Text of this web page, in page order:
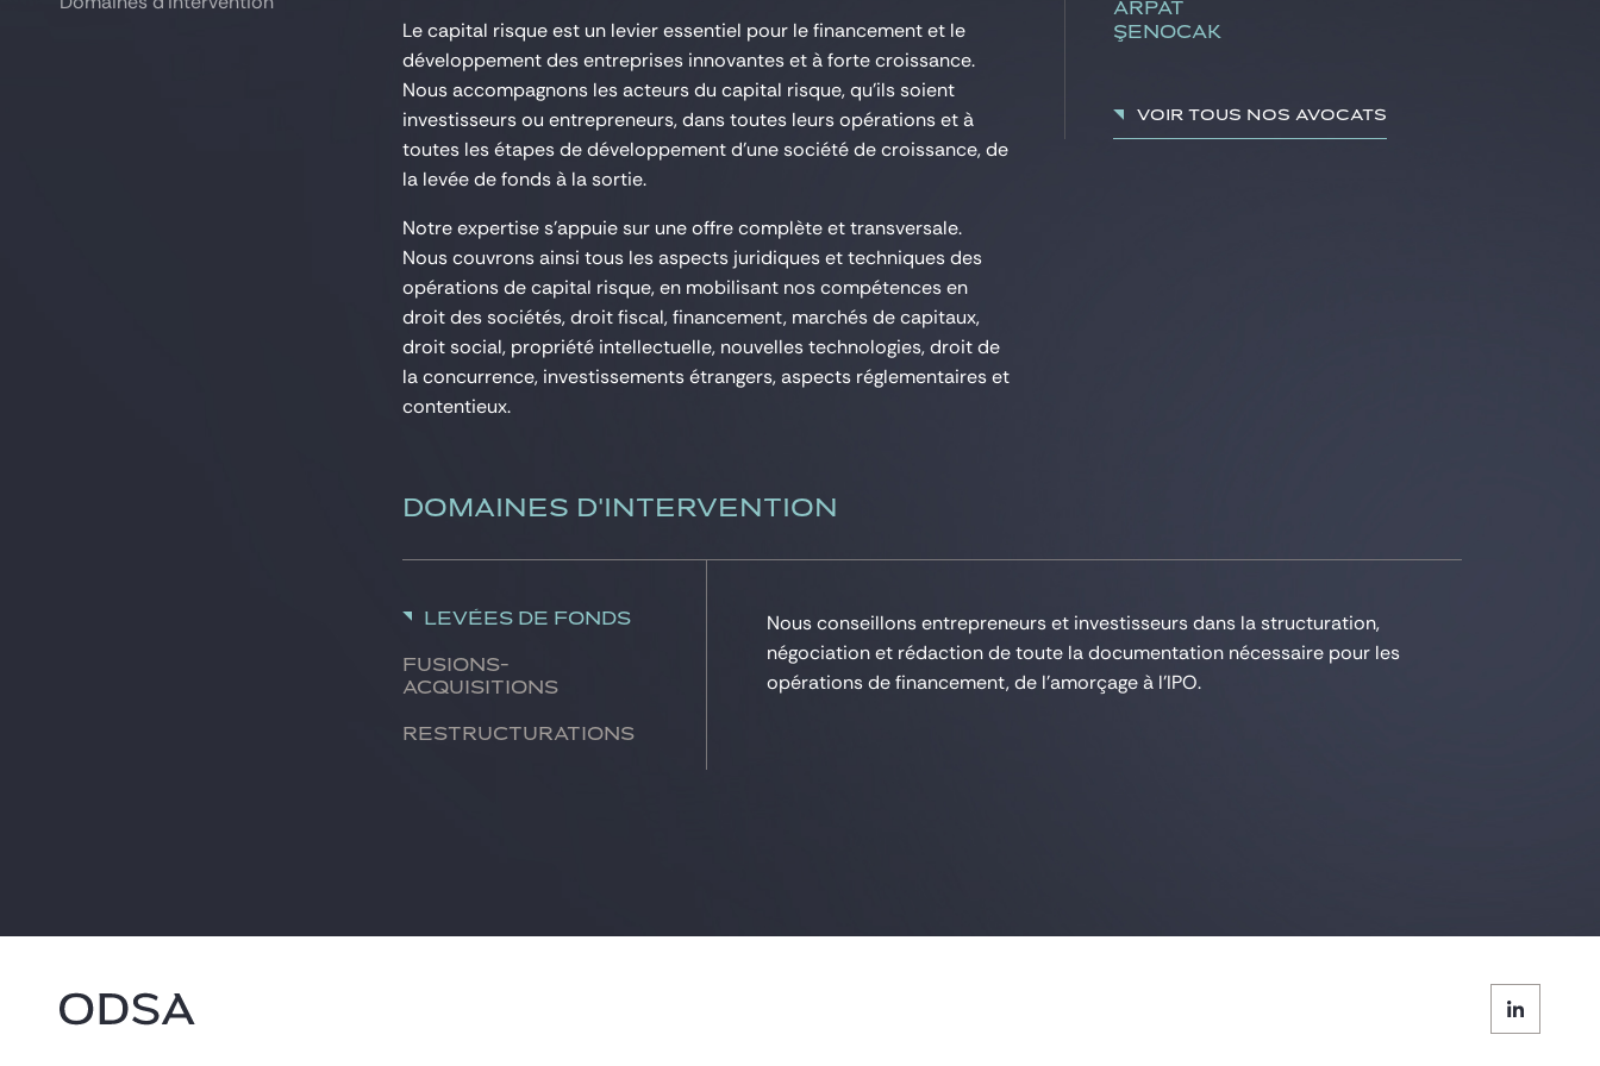
Le capital risque est un levier essentiel pour le financement et le
développement des entreprises innovantes et à forte croissance.
Nous accompagnons les acteurs du capital risque, qu’ils soient
investisseurs ou entrepreneurs, dans toutes leurs opérations et à
toutes les étapes de développement d’une société de croissance, de
la levée de fonds à la sortie.
Notre expertise s’appuie sur une offre complète et transversale.
Nous couvrons ainsi tous les aspects juridiques et techniques des
opérations de capital risque, en mobilisant nos compétences en
droit des sociétés, droit fiscal, financement, marchés de capitaux,
droit social, propriété intellectuelle, nouvelles technologies, droit de
la concurrence, investissements étrangers, aspects réglementaires et
contentieux.
ARPAT
ŞENOCAK
Voir tous nos avocats
DOMAINES D'INTERVENTION
Levées de fonds
Nous conseillons entrepreneurs et investisseurs dans la structuration,
négociation et rédaction de toute la documentation nécessaire pour les
opérations de financement, de l’amorçage à l’IPO.
Fusions-
acquisitions
Restructurations